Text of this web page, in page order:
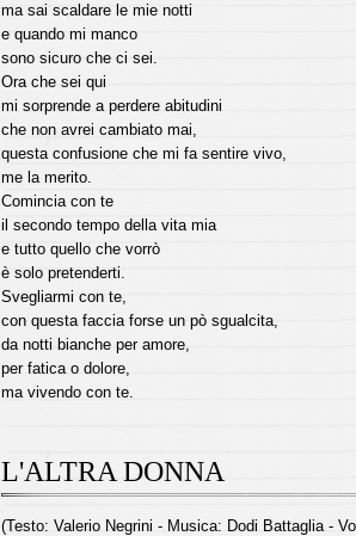
ma sai scaldare le mie notti
e quando mi manco
sono sicuro che ci sei.
Ora che sei qui
mi sorprende a perdere abitudini
che non avrei cambiato mai,
questa confusione che mi fa sentire vivo,
me la merito.
Comincia con te
il secondo tempo della vita mia
e tutto quello che vorrò
è solo pretenderti.
Svegliarmi con te,
con questa faccia forse un pò sgualcita,
da notti bianche per amore,
per fatica o dolore,
ma vivendo con te.
L'ALTRA DONNA
(Testo: Valerio Negrini - Musica: Dodi Battaglia -